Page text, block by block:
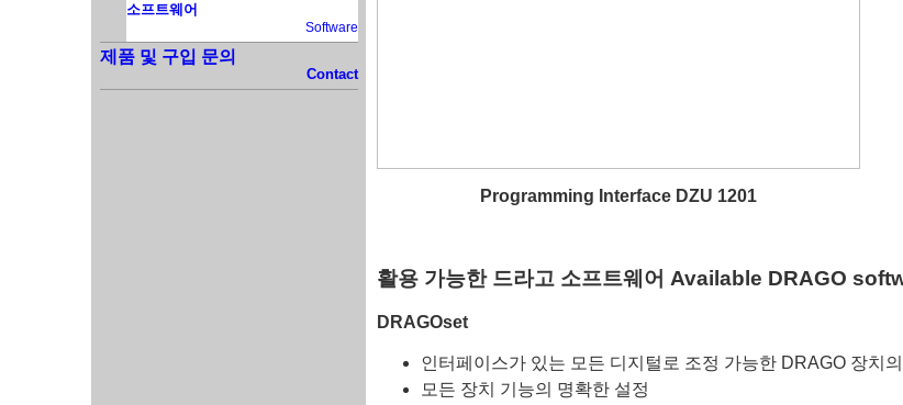
소프트웨어
Software
제품 및 구입 문의
Contact
Programming Interface DZU 1201
활용 가능한 드라고 소프트웨어 Available DRAGO
DRAGOset
인터페이스가 있는 모든 디지털로 조정 가능한 DRAGO 장치
모든 장치 기능의 명확한 설정